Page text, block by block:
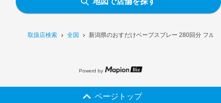
取扱店検索 全国 新潟県のおすだけベープスプレー 280回分 フル
Powerd by
ページトップ